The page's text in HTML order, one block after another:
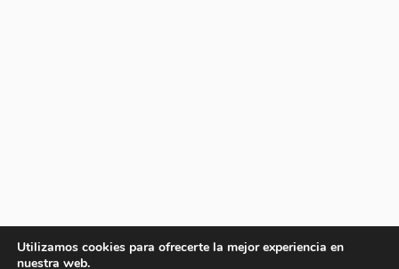
Utilizamos cookies para ofrecerte la mejor experiencia en
nuestra web.